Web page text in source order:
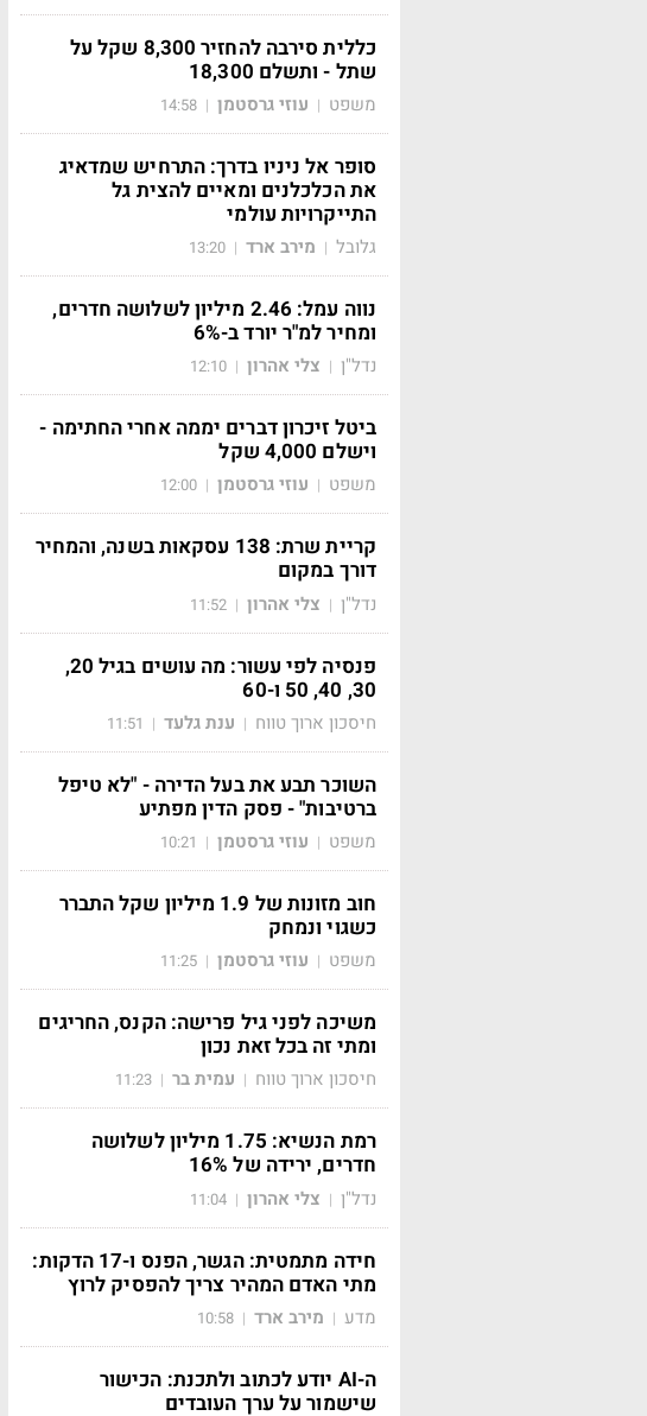
כללית סירבה להחזיר 8,300 שקל על
שתל - ותשלם 18,300
משפט | עוזי גרסטמן |
14:58
סופר אל ניניו בדרך: התרחיש שמדאיג
את הכלכלנים ומאיים להצית גל
התייקרויות עולמי
גלובל | מירב ארד |
13:20
נווה עמל: 2.46 מיליון לשלושה חדרים,
ומחיר למ"ר יורד ב-6%
נדל"ן | צלי אהרון |
12:10
ביטל זיכרון דברים יממה אחרי החתימה -
וישלם 4,000 שקל
משפט | עוזי גרסטמן |
12:00
קריית שרת: 138 עסקאות בשנה, והמחיר
דורך במקום
נדל"ן | צלי אהרון |
11:52
פנסיה לפי עשור: מה עושים בגיל 20,
30, 40, 50 ו-60
חיסכון ארוך טווח | ענת גלעד |
11:51
השוכר תבע את בעל הדירה - "לא טיפל
ברטיבות" - פסק הדין מפתיע
משפט | עוזי גרסטמן |
10:21
חוב מזונות של 1.9 מיליון שקל התברר
כשגוי ונמחק
משפט | עוזי גרסטמן |
11:25
משיכה לפני גיל פרישה: הקנס, החריגים
ומתי זה בכל זאת נכון
חיסכון ארוך טווח | עמית בר |
11:23
רמת הנשיא: 1.75 מיליון לשלושה
חדרים, ירידה של 16%
נדל"ן | צלי אהרון |
11:04
חידה מתמטית: הגשר, הפנס ו-17 הדקות:
מתי האדם המהיר צריך להפסיק לרוץ
מדע | מירב ארד |
10:58
ה-AI יודע לכתוב ולתכנת: הכישור
שישמור על ערך העובדים